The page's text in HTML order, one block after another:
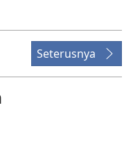
video
Seterusnya